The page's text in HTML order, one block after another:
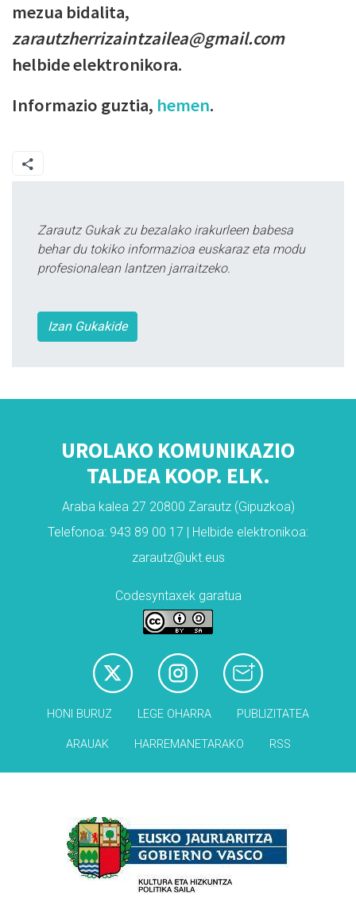
mezua bidalita,
zarautzherrizaintzailea@gmail.com
helbide elektronikora.
Informazio guztia, hemen.
Zarautz Gukak zu bezalako irakurleen babesa
behar du tokiko informazioa euskaraz eta modu
profesionalean lantzen jarraitzeko.
Izan Gukakide
UROLAKO KOMUNIKAZIO
TALDEA KOOP. ELK.
Araba kalea 27 20800 Zarautz (Gipuzkoa)
Telefonoa: 943 89 00 17 | Helbide elektronikoa:
zarautz@ukt.eus
Codesyntaxek garatua
HONI BURUZ LEGE OHARRA PUBLIZITATEA
ARAUAK HARREMANETARAKO RSS